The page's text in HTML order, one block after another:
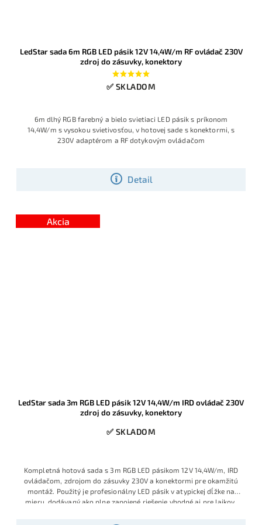
LedStar sada 6m RGB LED pásik 12V 14,4W/m RF ovládač 230V
zdroj do zásuvky, konektory
✅ SKLADOM
Detail
6m dlhý RGB farebný a bielo svietiaci LED pásik s príkonom
14,4W/m s vysokou svietivosťou, v hotovej sade s konektormi, s
230V adaptérom a RF dotykovým ovládačom
Akcia
LedStar sada 3m RGB LED pásik 12V 14,4W/m IRD ovládač 230V
zdroj do zásuvky, konektory
✅ SKLADOM
Kompletná hotová sada s 3m RGB LED pásikom 12V 14,4W/m, IRD
ovládačom, zdrojom do zásuvky 230V a konektormi pre okamžitú
montáž. Použitý je profesionálny LED pásik v atypickej dĺžke na
mieru, dodávaný ako plne zapojené riešenie vhodné aj pre laikov,
príslušenstva. Ide o obľúbený model s veľmi dobrým pomerom